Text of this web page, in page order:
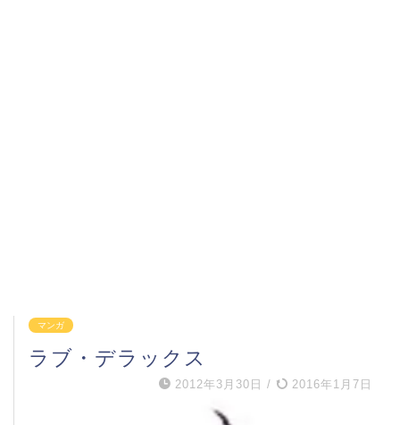
マンガ
ラブ・デラックス
2012年3月30日 / 2016年1月7日